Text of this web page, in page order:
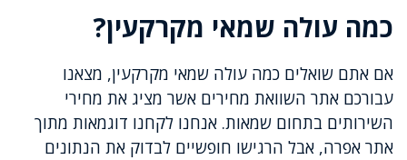
כמה עולה שמאי מקרקעין?
אם אתם שואלים כמה עולה שמאי מקרקעין, מצאנו
עבורכם אתר השוואת מחירים אשר מציג את מחירי
השירותים בתחום שמאות. אנחנו לקחנו דוגמאות מתוך
אתר אפרה, אבל הרגישו חופשיים לבדוק את הנתונים